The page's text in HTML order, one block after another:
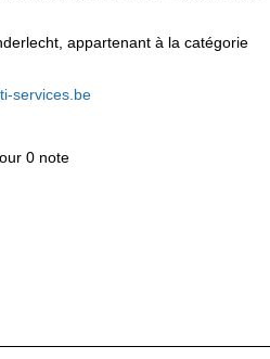
appartenant à la catégorie
services.be
0 note